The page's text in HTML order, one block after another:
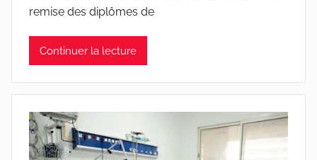
remise des diplômes de
Continuer la lecture